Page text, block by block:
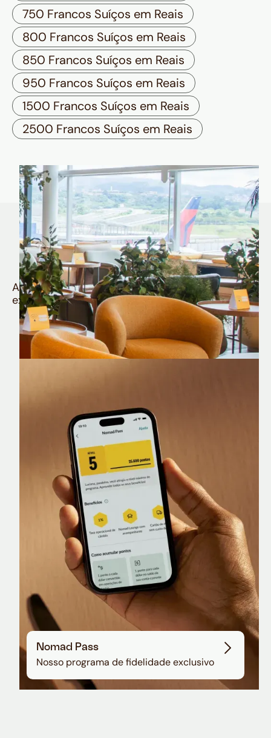
750 Francos Suíços em Reais
800 Francos Suíços em Reais
850 Francos Suíços em Reais
950 Francos Suíços em Reais
1500 Francos Suíços em Reais
2500 Francos Suíços em Reais
Quem é Nomad tem
muito mais
Aproveite todos os benefícios e vantagens
exclusivas da sua Conta Internacional
Nomad Lounge
Sala VIP no Aeroporto de Guarulhos
Nomad Pass
Nosso programa de fidelidade exclusivo